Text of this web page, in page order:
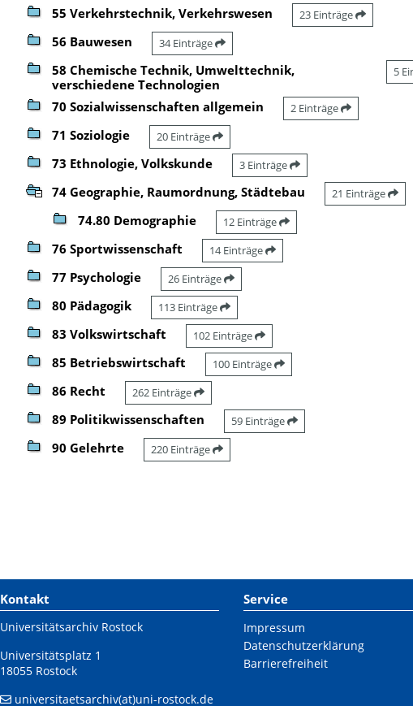
55 Verkehrstechnik, Verkehrswesen 23 Einträge
56 Bauwesen 34 Einträge
58 Chemische Technik, Umwelttechnik,
verschiedene Technologien
5
70 Sozialwissenschaften allgemein 2 Einträge
71 Soziologie 20 Einträge
73 Ethnologie, Volkskunde 3 Einträge
74 Geographie, Raumordnung, Städtebau 21 Einträge
74.80 Demographie 12 Einträge
76 Sportwissenschaft 14 Einträge
77 Psychologie 26 Einträge
80 Pädagogik 113 Einträge
83 Volkswirtschaft 102 Einträge
85 Betriebswirtschaft 100 Einträge
86 Recht 262 Einträge
89 Politikwissenschaften 59 Einträge
90 Gelehrte 220 Einträge
Kontakt
Universitätsarchiv Rostock
Universitätsplatz 1
18055 Rostock
universitaetsarchiv(at)uni-rostock.de
Service
Impressum
Datenschutzerklärung
Barrierefreiheit